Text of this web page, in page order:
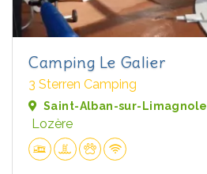
Camping Le Galier
3 Sterren Camping
Saint-Alban-sur-Limagnole
Lozère